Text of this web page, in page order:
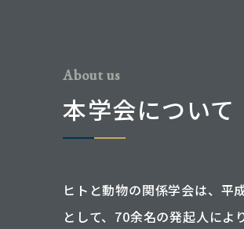
About us
本学会について
ヒトと動物の関係学会は、平
として、70余名の発起人に